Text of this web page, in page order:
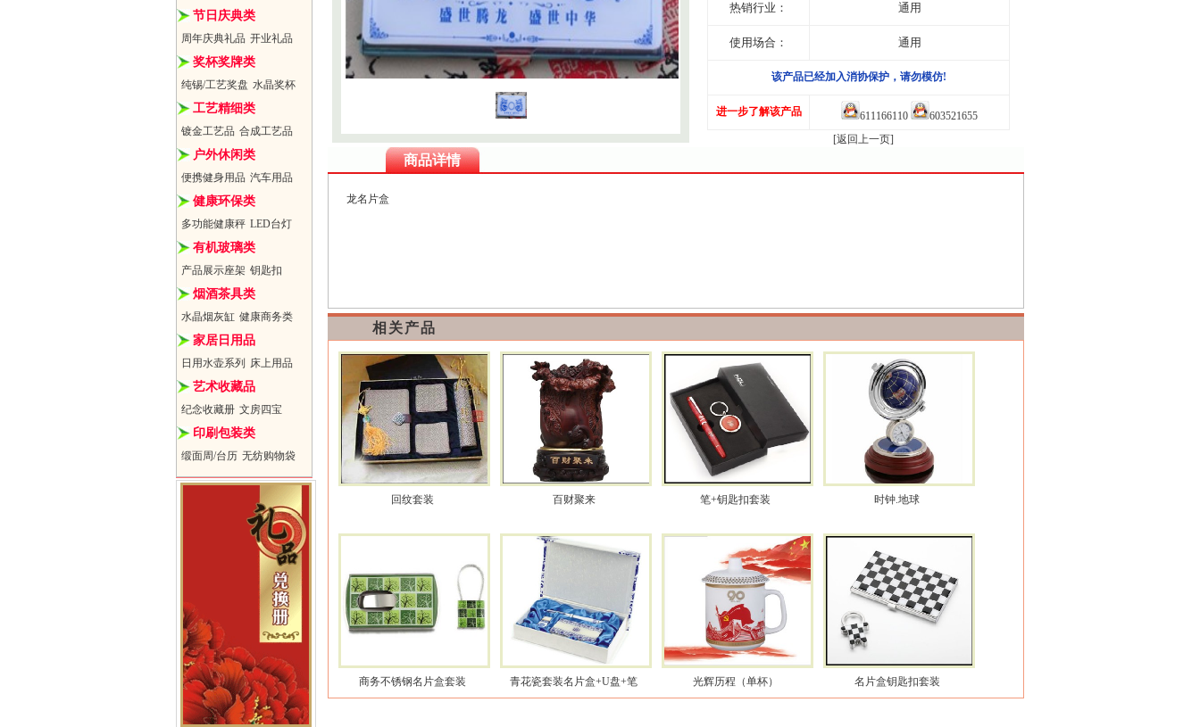
节日庆典类
周年庆典礼品 开业礼品
奖杯奖牌类
纯锡/工艺奖盘 水晶奖杯
工艺精细类
镀金工艺品 合成工艺品
户外休闲类
便携健身用品 汽车用品
健康环保类
多功能健康秤 LED台灯
有机玻璃类
产品展示座架 钥匙扣
烟酒茶具类
水晶烟灰缸 健康商务类
家居日用品
日用水壶系列 床上用品
艺术收藏品
纪念收藏册 文房四宝
印刷包装类
缎面周/台历 无纺购物袋
热销行业： 通用
使用场合： 通用
该产品已经加入消协保护，请勿模仿!
进一步了解该产品 611166110
603521655
[返回上一页]
商品详情
龙名片盒
相关产品
回纹套装 百财聚来 笔+钥匙扣套装 时钟.地球
商务不锈钢名片盒套装 青花瓷套装名片盒+U盘+笔 光辉历程（单杯） 名片盒钥匙扣套装